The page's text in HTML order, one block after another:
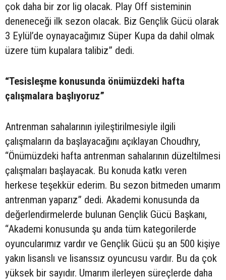
çok daha bir zor lig olacak. Play Off sisteminin
deneneceği ilk sezon olacak. Biz Gençlik Gücü olarak
3 Eylül’de oynayacağımız Süper Kupa da dahil olmak
üzere tüm kupalara talibiz” dedi.
“Tesisleşme konusunda önümüzdeki hafta
çalışmalara başlıyoruz”
Antrenman sahalarının iyileştirilmesiyle ilgili
çalışmaların da başlayacağını açıklayan Choudhry,
“Önümüzdeki hafta antrenman sahalarının düzeltilmesi
çalışmaları başlayacak. Bu konuda katkı veren
herkese teşekkür ederim. Bu sezon bitmeden umarım
antrenman yaparız” dedi. Akademi konusunda da
değerlendirmelerde bulunan Gençlik Gücü Başkanı,
“Akademi konusunda şu anda tüm kategorilerde
oyuncularımız vardır ve Gençlik Gücü şu an 500 kişiye
yakın lisanslı ve lisanssız oyuncusu vardır. Bu da çok
yüksek bir sayıdır. Umarım ilerleyen süreçlerde daha